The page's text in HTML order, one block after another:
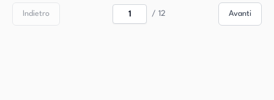
Indietro / 12 Avanti